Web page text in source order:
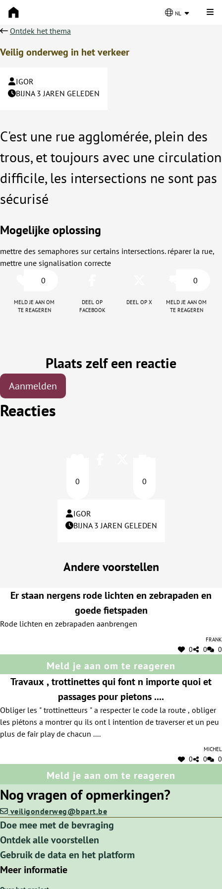
nl
Ontdek het thema
Veilig onderweg in het verkeer
IGOR
BIJNA 3 JAREN GELEDEN
C'est une rue agglomérée, plein des
trous, et toujours avec une circulation
difficile, les intersections ne sont pas
sécurisé
Mogelijke oplossing
mettre des semaphores sur certains intersections. réparer la rue,
mettre une signalisation correcte
0
Meld je aan om
te reageren
Deel op
facebook
Deel op X
0
Meld je aan om
te reageren
Plaats zelf een reactie
Aanmelden
Reacties
0 0
IGOR
BIJNA 3 JAREN GELEDEN
Andere voorstellen
Er staan nergens rode lichten en zebrapaden en
goede fietspaden
Rode lichten en zebrapaden aanbrengen
Frank
0 0 0
Meld je aan om te reageren
Travaux , trottinettes qui font n importe quoi et
passages pour pietons ....
Obliger les " trottinetteurs " a respecter le code la route , obliger
les piétons a montrer qu ils ont l intention de traverser et un peu
plus de fair play de chacun ....
Michel
0 0 0
Meld je aan om te reageren
Nog vragen of opmerkingen?
veiligonderweg@bpart.be
Doe mee met de bevraging
Ontdek alle voorstellen
Gebruik de data en het platform
Meer informatie